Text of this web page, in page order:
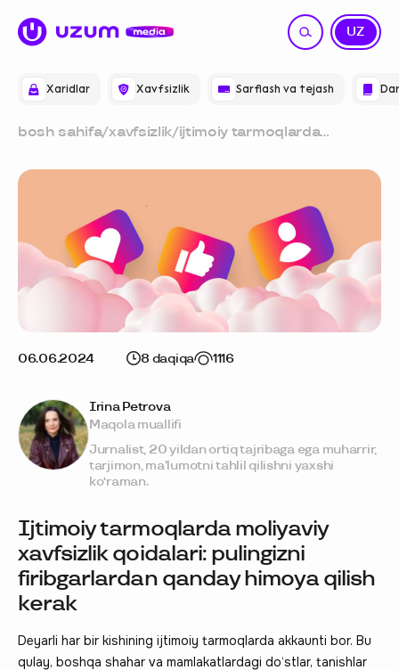
Xaridlar Xavfsizlik Sarflash va tejash
UZ
RU
bosh sahifa/xavfsizlik/ijtimoiy tarmoqlarda
pulingizni firibgarlardan
06.06.2024 8 daqiqa 1116
Ijtimoiy tarmoqlarda moliyaviy
xavfsizlik qoidalari: pulingizni
firibgarlardan qanday himoya qilish
kerak
Deyarli har bir kishining ijtimoiy tarmoqlarda akkaunti bor. Bu
qulay, boshqa shahar va mamlakatlardagi do‘stlar, tanishlar
Irina Petrova
Maqola muallifi
Jurnalist, 20 yildan ortiq tajribaga ega muharrir,
tarjimon, ma’lumotni tahlil qilishni yaxshi
ko‘raman.